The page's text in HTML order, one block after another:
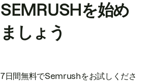
SEMRUSHを始め
ましょう
7日間無料でSemrushをお試しくださ